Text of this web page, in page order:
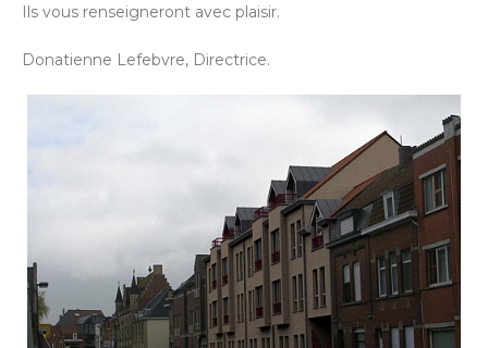
Ils vous renseigneront avec plaisir.
Donatienne Lefebvre, Directrice.